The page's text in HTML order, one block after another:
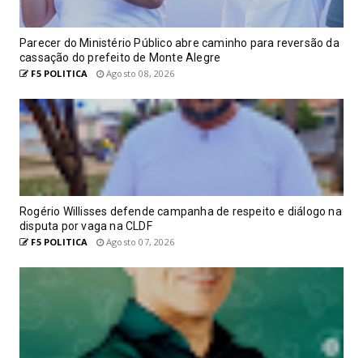
Parecer do Ministério Público abre caminho para reversão da
cassação do prefeito de Monte Alegre
F5 POLITICA Agosto 08, 2026
Rogério Willisses defende campanha de respeito e diálogo na
disputa por vaga na CLDF
F5 POLITICA Agosto 07, 2026